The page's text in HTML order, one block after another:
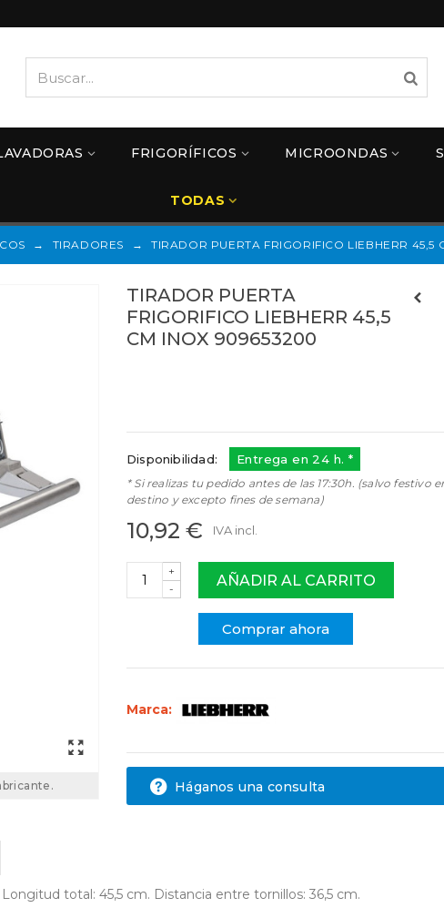
FRIGORÍFICOS MICROONDAS
TODAS
→ TIRADORES → TIRADOR PUERTA FRIGORIFICO LIEBHERR 45,5
TIRADOR PUERTA
FRIGORIFICO LIEBHERR 45,5
CM INOX 909653200
Disponibilidad: Entrega en 24 h. *
* Si realizas tu pedido antes de las 17:30h. (salvo festivo
destino y excepto fines de semana)
10,92 € IVA incl.
-
+
AÑADIR AL CARRITO
Comprar ahora
Marca:
Háganos una consulta
total: 45,5 cm. Distancia entre tornillos: 36,5 cm.